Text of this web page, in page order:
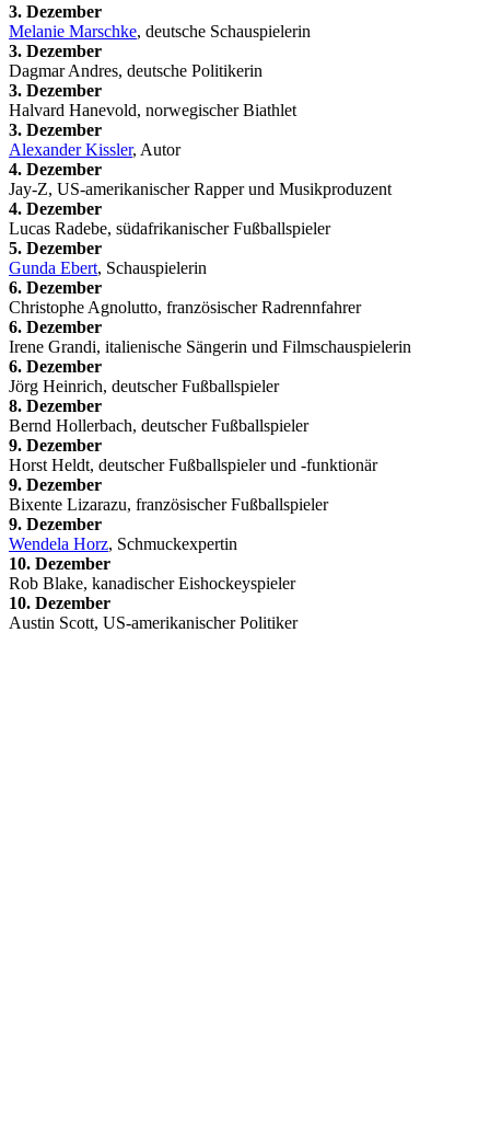
3. Dezember
Melanie Marschke, deutsche Schauspielerin
3. Dezember
Dagmar Andres, deutsche Politikerin
3. Dezember
Halvard Hanevold, norwegischer Biathlet
3. Dezember
Alexander Kissler, Autor
4. Dezember
Jay-Z, US-amerikanischer Rapper und Musikproduzent
4. Dezember
Lucas Radebe, südafrikanischer Fußballspieler
5. Dezember
Gunda Ebert, Schauspielerin
6. Dezember
Christophe Agnolutto, französischer Radrennfahrer
6. Dezember
Irene Grandi, italienische Sängerin und Filmschauspielerin
6. Dezember
Jörg Heinrich, deutscher Fußballspieler
8. Dezember
Bernd Hollerbach, deutscher Fußballspieler
9. Dezember
Horst Heldt, deutscher Fußballspieler und -funktionär
9. Dezember
Bixente Lizarazu, französischer Fußballspieler
9. Dezember
Wendela Horz, Schmuckexpertin
10. Dezember
Rob Blake, kanadischer Eishockeyspieler
10. Dezember
Austin Scott, US-amerikanischer Politiker